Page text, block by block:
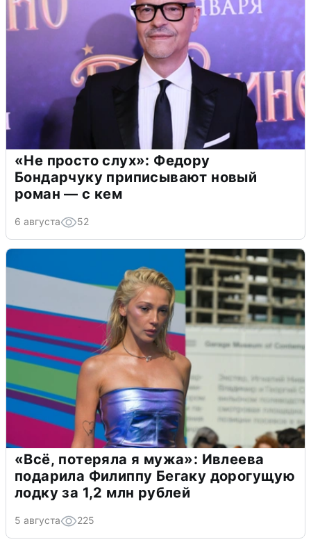
«Не просто слух»: Федору
Бондарчуку приписывают новый
роман — с кем
6 августа 52
«Всё, потеряла я мужа»: Ивлеева
подарила Филиппу Бегаку дорогущую
лодку за 1,2 млн рублей
5 августа 225